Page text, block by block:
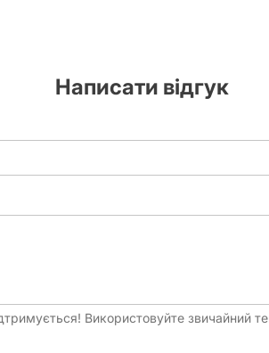
Написати відгук
Використовуйте звичайний